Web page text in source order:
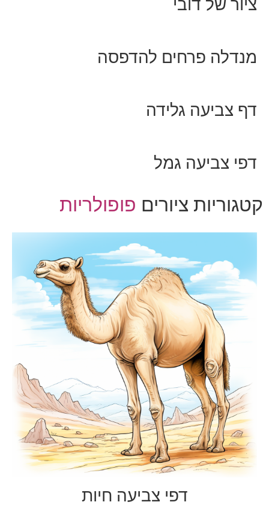
ציור של דובי
מנדלה פרחים להדפסה
דף צביעה גלידה
דפי צביעה גמל
קטגוריות ציורים פופולריות
דפי צביעה חיות